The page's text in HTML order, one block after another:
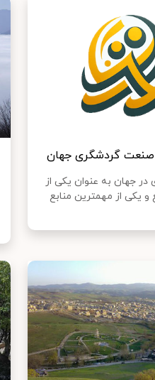
صنعت گردشگری جهان
در جهان به عنوان یکی از
و یکی از مهمترین منابع